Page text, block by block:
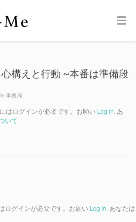
構えと行動 ~本番は準備段
事務局
はログインが必要です。お願い Log In. あ
いて
ログインが必要です。お願い Log In. あなたは